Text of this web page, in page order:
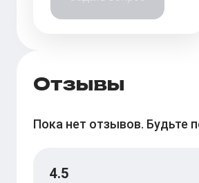
Отзывы
Пока нет отзывов. Будьте
4.5